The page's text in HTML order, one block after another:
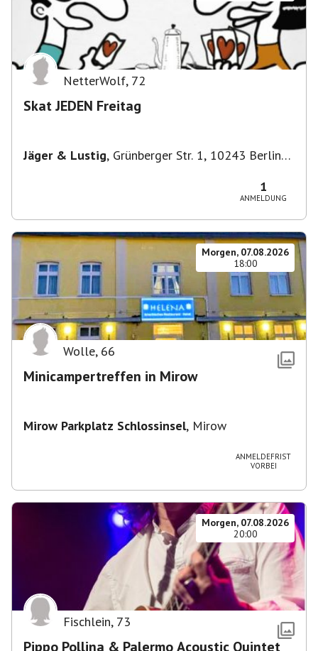
NetterWolf, 72
Skat JEDEN Freitag
Jäger & Lustig, Grünberger Str. 1, 10243 Berlin-
1
ANMELDUNG
Morgen, 07.08.2026
18:00
Wolle, 66
Minicampertreffen in Mirow
Mirow Parkplatz Schlossinsel, Mirow
ANMELDEFRIST
VORBEI
Morgen, 07.08.2026
20:00
Fischlein, 73
Pippo Pollina & Palermo Acoustic Quintet